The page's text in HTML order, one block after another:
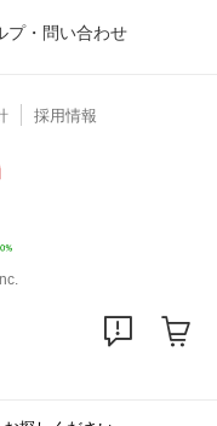
プ・問い合わせ
採用情報